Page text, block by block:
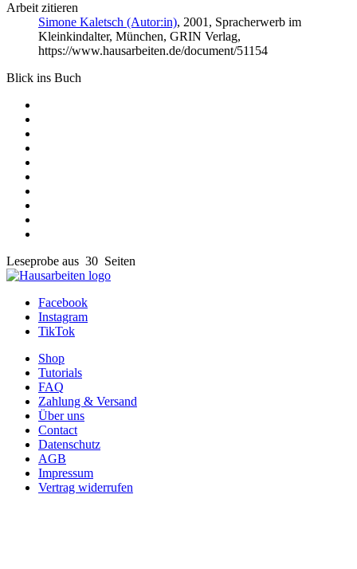
Arbeit zitieren
Simone Kaletsch (Autor:in), 2001, Spracherwerb im
Kleinkindalter, München, GRIN Verlag,
https://www.hausarbeiten.de/document/51154
Blick ins Buch
Leseprobe aus 30 Seiten
Facebook
Instagram
TikTok
Shop
Tutorials
FAQ
Zahlung & Versand
Über uns
Contact
Datenschutz
AGB
Impressum
Vertrag widerrufen